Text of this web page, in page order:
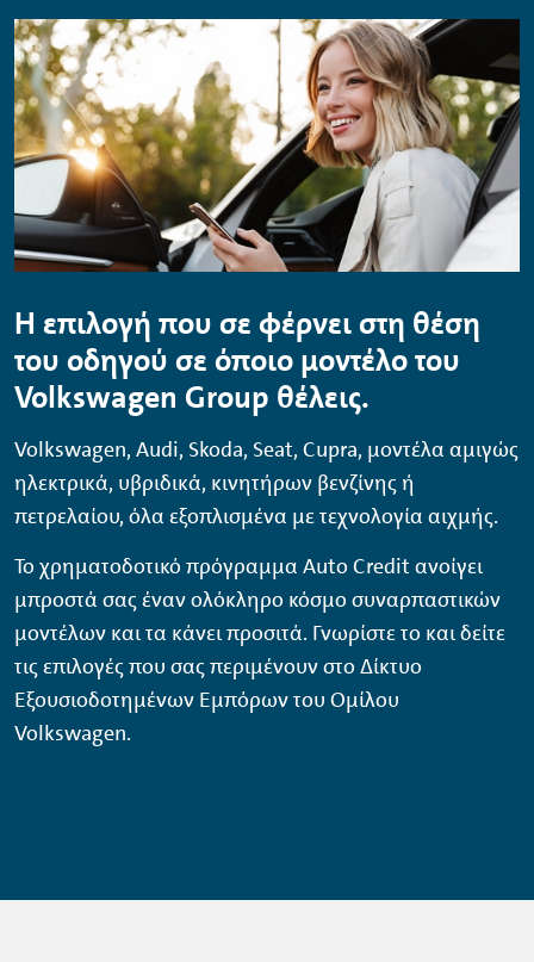
Η επιλογή που σε φέρνει στη θέση
του οδηγού σε όποιο µοντέλο του
Volkswagen Group θέλεις.
Volkswagen, Audi, Skoda, Seat, Cupra, µοντέλα αµιγώς
ηλεκτρικά, υβριδικά, κινητήρων βενζίνης ή
πετρελαίου, όλα εξοπλισµένα µε τεχνολογία αιχµής.
Το χρηµατοδοτικό πρόγραµµα Auto Credit ανοίγει
µπροστά σας έναν ολόκληρο κόσµο συναρπαστικών
µοντέλων και τα κάνει προσιτά. Γνωρίστε το και δείτε
τις επιλογές που σας περιµένουν στο ∆ίκτυο
Εξουσιοδοτηµένων Εµπόρων του Οµίλου
Volkswagen.